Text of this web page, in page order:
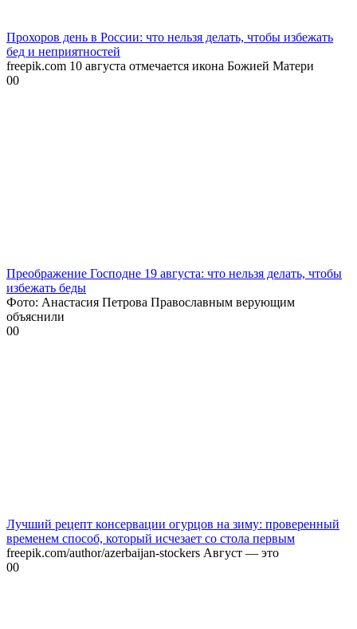
Прохоров день в России: что нельзя делать, чтобы избежать
бед и неприятностей
freepik.com 10 августа отмечается икона Божией Матери
00
Преображение Господне 19 августа: что нельзя делать, чтобы
избежать беды
Фото: Анастасия Петрова Православным верующим
объяснили
00
Лучший рецепт консервации огурцов на зиму: проверенный
временем способ, который исчезает со стола первым
freepik.com/author/azerbaijan-stockers Август — это
00